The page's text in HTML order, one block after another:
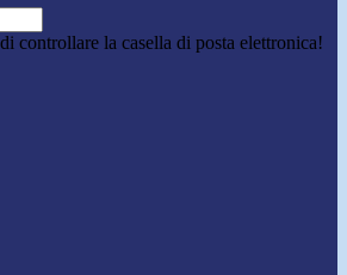
controllare la casella di posta elettronica!